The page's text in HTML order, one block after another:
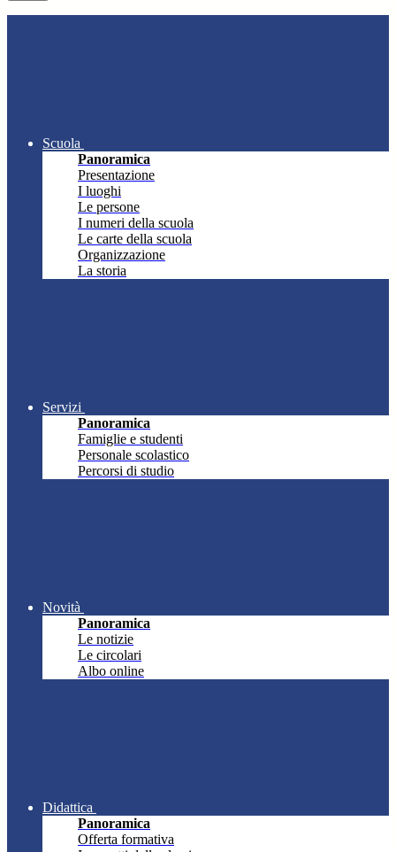
Scuola
Panoramica
Presentazione
I luoghi
Le persone
I numeri della scuola
Le carte della scuola
Organizzazione
La storia
Servizi
Panoramica
Famiglie e studenti
Personale scolastico
Percorsi di studio
Novità
Panoramica
Le notizie
Le circolari
Albo online
Didattica
Panoramica
Offerta formativa